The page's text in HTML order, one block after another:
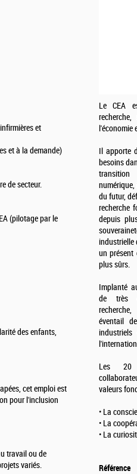
et
et à la demande)
de secteur.
(pilotage par le
des enfants,
cet emploi est
pour l'inclusion
travail ou de
variés.
Le CEA
l'économie
Il apporte
besoins
du futur,
recherche
depuis
industrielle
un présent
plus sûrs.
Implanté
de très
éventail
Les 20
valeurs
• La
• La
• La
Référence